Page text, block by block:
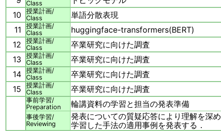
Class
10
授業計画/
Class
単語分散表現
11
授業計画/
Class
huggingface-transformers(BERT)
12
授業計画/
Class
卒業研究に向けた調査
13
授業計画/
Class
卒業研究に向けた調査
14
授業計画/
Class
卒業研究に向けた調査
15
授業計画/
Class
卒業研究に向けた調査
事前学習/
Preparation
輪講資料の学習と担当の発表準備
事後学習/
Reviewing
発表についての質疑応答により理解を深
学習した手法の適用事例を発表する．